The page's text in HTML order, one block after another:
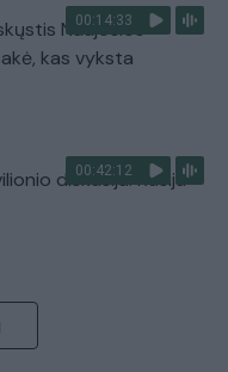
00:14:33
Naujosios
kas vyksta
00:42:12
diskusija: Rusija